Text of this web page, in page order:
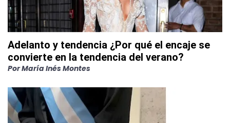
Adelanto y tendencia ¿Por qué el encaje se
convierte en la tendencia del verano?
PorMaría Inés Montes